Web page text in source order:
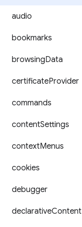
audio
bookmarks
browsingData
certificateProvider
commands
contentSettings
contextMenus
cookies
debugger
declarativeContent